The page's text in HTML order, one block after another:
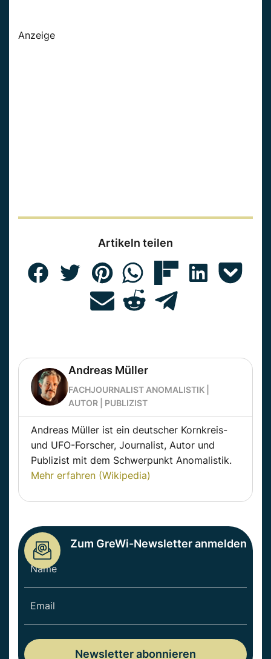
Anzeige
Artikeln teilen
Andreas Müller
FACHJOURNALIST ANOMALISTIK |
AUTOR | PUBLIZIST
Andreas Müller ist ein deutscher Kornkreis-
und UFO-Forscher, Journalist, Autor und
Publizist mit dem Schwerpunkt Anomalistik.
Mehr erfahren (Wikipedia)
Zum GreWi-Newsletter anmelden